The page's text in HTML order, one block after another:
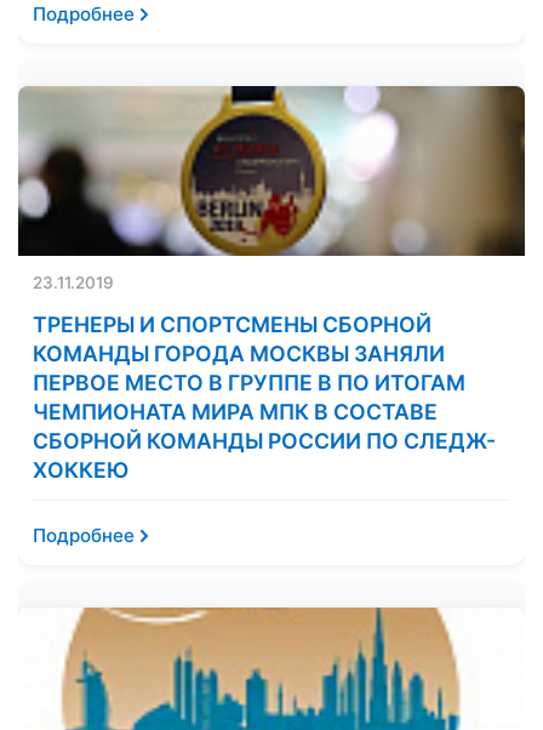
Подробнее
23.11.2019
ТРЕНЕРЫ И СПОРТСМЕНЫ СБОРНОЙ
КОМАНДЫ ГОРОДА МОСКВЫ ЗАНЯЛИ
ПЕРВОЕ МЕСТО В ГРУППЕ В ПО ИТОГАМ
ЧЕМПИОНАТА МИРА МПК В СОСТАВЕ
СБОРНОЙ КОМАНДЫ РОССИИ ПО СЛЕДЖ-
ХОККЕЮ
Подробнее